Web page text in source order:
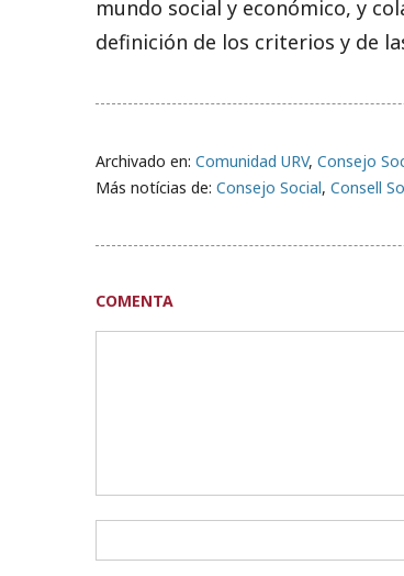
mundo social y económico, y
definición de los criterios y de
Archivado en: Comunidad URV, Consejo
Más notícias de: Consejo Social, Consell
COMENTA